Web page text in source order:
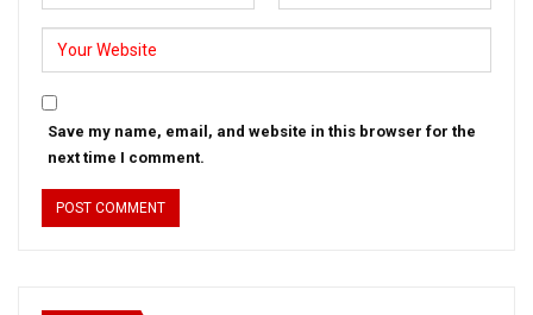
Save my name, email, and website in this browser for the
next time I comment.